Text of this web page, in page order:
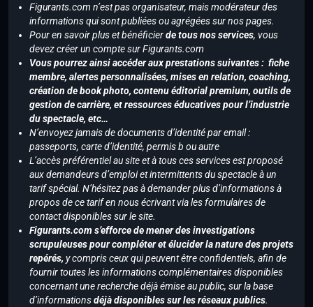
Figurants.com n’est pas organisateur, mais modérateur des
informations qui sont publiées ou agrégées sur nos pages.
Pour en savoir plus et bénéficierde tous nos services, vous
devez créer un compte sur Figurants.com
Vous pourrez ainsi accéder aux prestations suivantes : fiche
membre, alertes personnalisées, mises en relation, coaching,
création de book photo, contenu éditorial premium, outils de
gestion de carrière, et ressources éducatives pour l’industrie
du spectacle, etc…
N’envoyez jamais de documents d’identité par email :
passeports, carte d’identité, permis b ou autre
L’accès préférentiel au site et à tous ces services est proposé
aux demandeurs d’emploi et intermittents du spectacle à un
tarif spécial. N’hésitez pas à demander plus d’informations à
propos de ce tarif en nous écrivant via les formulaires de
contact disponibles sur le site.
Figurants.com s’efforce de mener des investigations
scrupuleuses pour compléter et élucider la nature des projets
repérés, y compris ceux qui peuvent être confidentiels, afin de
fournir toutes les informations complémentaires disponibles
concernant une recherche déjà émise au public, sur la base
d’informationsdéjà disponibles sur les réseaux publics.